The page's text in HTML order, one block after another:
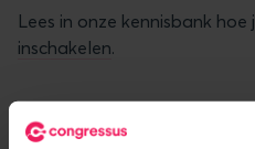
Lees in onze kennisbank hoe
inschakelen.